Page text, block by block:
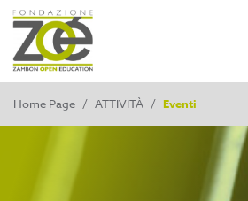
Home Page / ATTIVITÀ / Eventi